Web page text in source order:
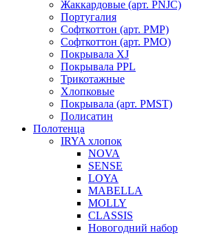
Жаккардовые (арт. PNJC)
Португалия
Софткоттон (арт. PMP)
Софткоттон (арт. PMO)
Покрывала XJ
Покрывала PPL
Трикотажные
Хлопковые
Покрывала (арт. PMST)
Полисатин
Полотенца
IRYA хлопок
NOVA
SENSE
LOYA
MABELLA
MOLLY
CLASSIS
Новогодний набор